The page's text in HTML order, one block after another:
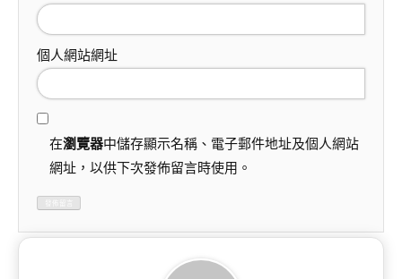
個人網站網址
在瀏覽器中儲存顯示名稱、電子郵件地址及個人網站
網址，以供下次發佈留言時使用。